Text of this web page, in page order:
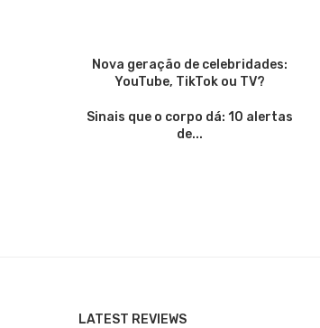
Nova geração de celebridades:
YouTube, TikTok ou TV?
Sinais que o corpo dá: 10 alertas
de...
LATEST REVIEWS